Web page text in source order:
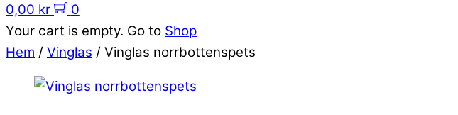
0,00 kr
0
Your cart is empty. Go to Shop
Hem / Vinglas / Vinglas norrbottenspets